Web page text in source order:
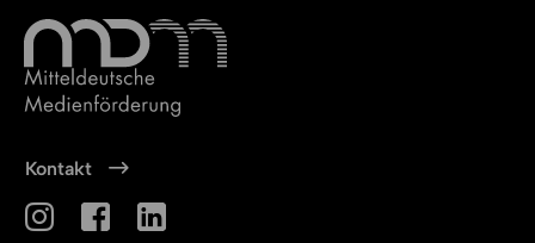
Kontakt